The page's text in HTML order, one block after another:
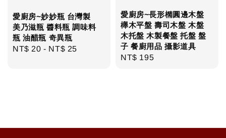
愛廚房~妙妙瓶 台灣製
美乃滋瓶 醬料瓶 調味料
瓶 油醋瓶 奇異瓶
Regular
NT$ 20 - NT$ 25
愛廚房~長形橢圓邊木盤
櫸木平盤 壽司木盤 木盤
木托盤 木製餐盤 托盤 盤
子 餐廚用品 攝影道具
Regular
NT$ 195